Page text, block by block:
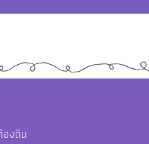
องถิ่น